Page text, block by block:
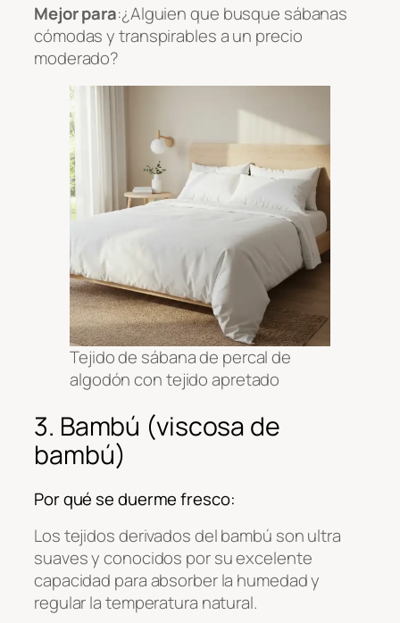
Mejor para:¿Alguien que busque sábanas
cómodas y transpirables a un precio
moderado?
Tejido de sábana de percal de
algodón con tejido apretado
3. Bambú (viscosa de
bambú)
Por qué se duerme fresco:
Los tejidos derivados del bambú son ultra
suaves y conocidos por su excelente
capacidad para absorber la humedad y
regular la temperatura natural.